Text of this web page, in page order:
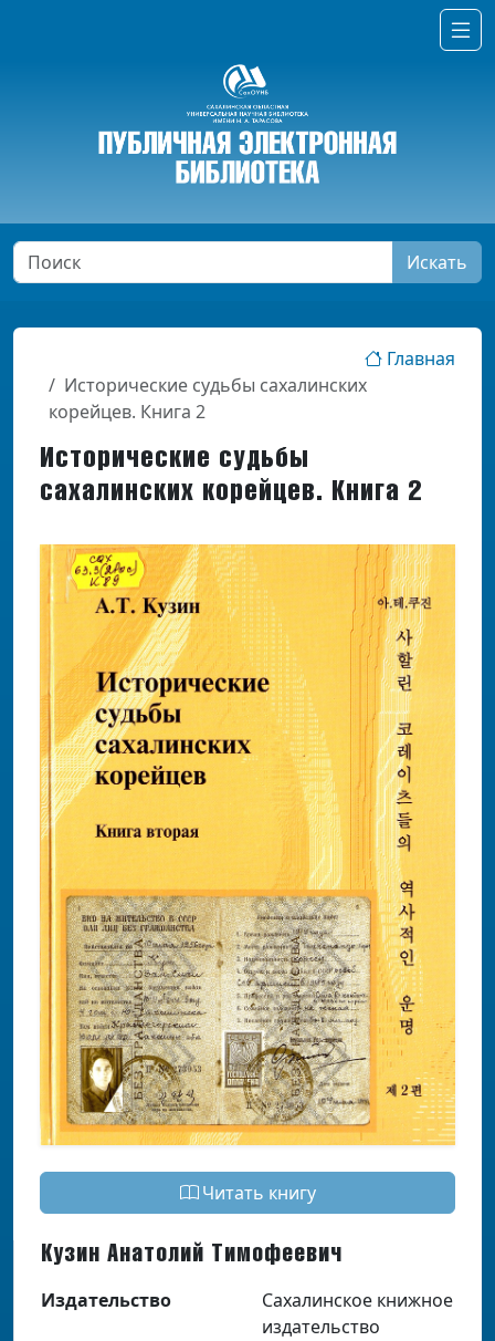
Искать
Главная
Исторические судьбы сахалинских
корейцев. Книга 2
Исторические судьбы
сахалинских корейцев. Книга 2
Читать книгу
Кузин Анатолий Тимофеевич
Издательство
Сахалинское книжное
издательство